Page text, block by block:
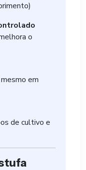
o
em
de cultivo e